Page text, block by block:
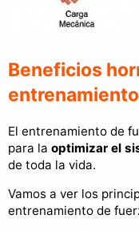
Beneficios
El entrenamiento de
para la optimizar el
de toda la vida.
Vamos a ver los
entrenamiento de